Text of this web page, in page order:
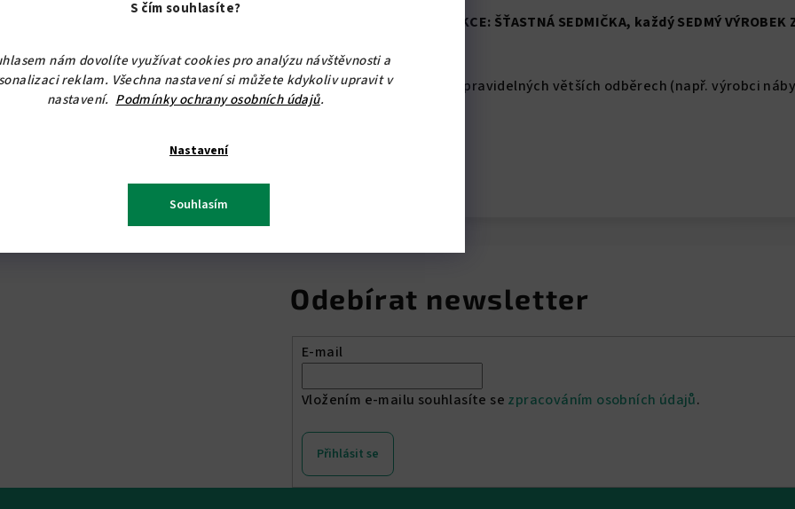
S čím souhlasíte?
nám dovolíte využívat cookies pro analýzu návštěvnosti a
reklam. Všechna nastavení si můžete kdykoliv upravit v
nastavení. Podmínky ochrany osobních údajů.
Nastavení
Souhlasím
AKCE: ŠŤASTNÁ SEDMIČKA, každý SEDMÝ VÝROBEK
Při odběru nad 10.000,- Kč nebo při pravidelných větších odběrech (např. výrobci
poskytneme slevu.
Odebírat newsletter
E-mail
Vložením e-mailu souhlasíte se zpracováním osobních údajů.
Přihlásit se